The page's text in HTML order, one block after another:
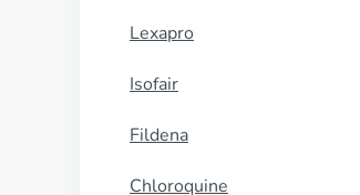
Lexapro
Isofair
Fildena
Chloroquine